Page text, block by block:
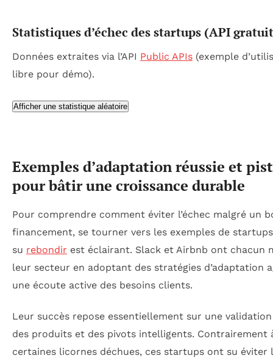
Statistiques d’échec des startups (API
Données extraites via l’API Public APIs (exemple
libre pour démo).
Afficher une statistique aléatoire
Exemples d’adaptation réussie et
pour bâtir une croissance durable
Pour comprendre comment éviter l’échec malgré un
financement, se tourner vers les exemples de
su rebondir est éclairant. Slack et Airbnb ont chacun
leur secteur en adoptant des stratégies d’adaptation
une écoute active des besoins clients.
Leur succès repose essentiellement sur une
des produits et des pivots intelligents. Contrairement
certaines licornes déchues, ces startups ont su éviter